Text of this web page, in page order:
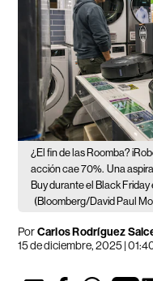
¿El fin de las Roomba?
acción cae 70%. Una
Buy durante el Black Friday
(Bloomberg/David Paul
PorCarlos Rodríguez
15 de diciembre, 2025 |